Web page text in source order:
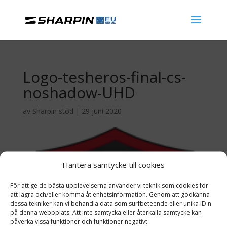
Hantera samtycke till cookies
För att ge de bästa upplevelserna använder vi teknik som cookies för
att lagra och/eller komma åt enhetsinformation. Genom att godkänna
dessa tekniker kan vi behandla data som surfbeteende eller unika ID:n
på denna webbplats. Att inte samtycka eller återkalla samtycke kan
påverka vissa funktioner och funktioner negativt.
Logo-tesheros-final-cs-
noshadow-UHD
av Sharpin stöd | 29 juni 2020